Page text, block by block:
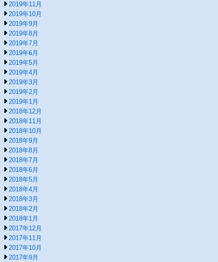
2019年11月
2019年10月
2019年9月
2019年8月
2019年7月
2019年6月
2019年5月
2019年4月
2019年3月
2019年2月
2019年1月
2018年12月
2018年11月
2018年10月
2018年9月
2018年8月
2018年7月
2018年6月
2018年5月
2018年4月
2018年3月
2018年2月
2018年1月
2017年12月
2017年11月
2017年10月
2017年9月